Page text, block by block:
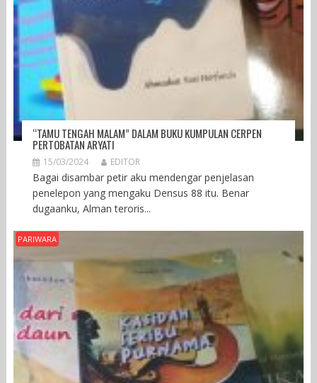
“TAMU TENGAH MALAM” DALAM BUKU KUMPULAN CERPEN
PERTOBATAN ARYATI
15/03/2024 EDITOR
Bagai disambar petir aku mendengar penjelasan
penelepon yang mengaku Densus 88 itu. Benar
dugaanku, Alman teroris...
PARIWARA